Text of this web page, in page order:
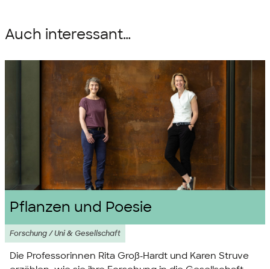
Auch interessant…
Pflanzen und Poesie
Forschung / Uni & Gesellschaft
Die Professorinnen Rita Groß-Hardt und Karen Struve